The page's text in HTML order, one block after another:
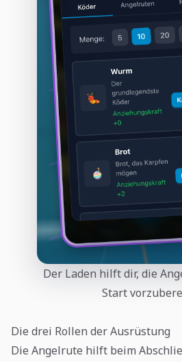
Der Laden hilft dir, die
Start
Die drei Rollen der Ausrüstung
Die Angelrute hilft beim